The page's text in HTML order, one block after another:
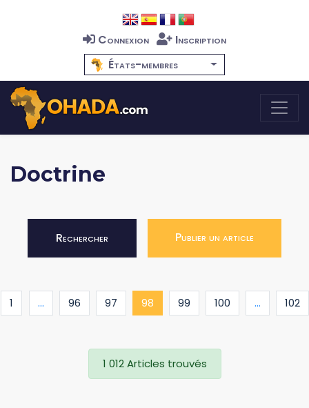
Connexion
Inscription
États-membres
Doctrine
Rechercher Publier un article
1 ... 96 97 98(current)
99 100 ... 102
1 012 Articles trouvés